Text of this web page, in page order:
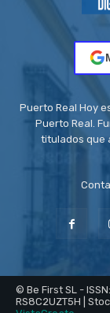
Puerto Real Hoy
Puerto Real.
titulados que
© Be First SL -
RS8C2UZT5H |